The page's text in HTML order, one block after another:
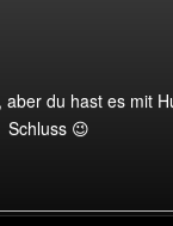
du hast es mit
Schluss 😉